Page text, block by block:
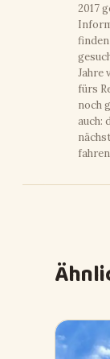
2017
Jahre
fürs
noch
auch: